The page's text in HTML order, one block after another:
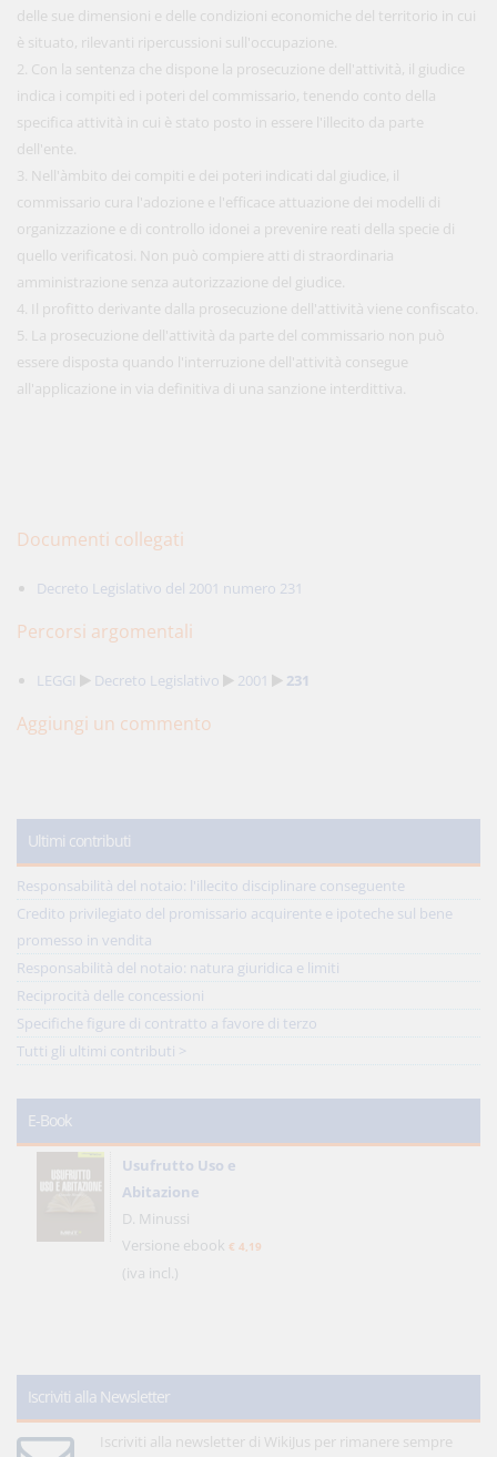
delle sue dimensioni e delle condizioni economiche del territorio in cui
è situato, rilevanti ripercussioni sull'occupazione.
2. Con la sentenza che dispone la prosecuzione dell'attività, il giudice
indica i compiti ed i poteri del commissario, tenendo conto della
specifica attività in cui è stato posto in essere l'illecito da parte
dell'ente.
3. Nell'àmbito dei compiti e dei poteri indicati dal giudice, il
commissario cura l'adozione e l'efficace attuazione dei modelli di
organizzazione e di controllo idonei a prevenire reati della specie di
quello verificatosi. Non può compiere atti di straordinaria
amministrazione senza autorizzazione del giudice.
4. Il profitto derivante dalla prosecuzione dell'attività viene confiscato.
5. La prosecuzione dell'attività da parte del commissario non può
essere disposta quando l'interruzione dell'attività consegue
all'applicazione in via definitiva di una sanzione interdittiva.
Documenti collegati
Decreto Legislativo del 2001 numero 231
Percorsi argomentali
LEGGI Decreto Legislativo 2001 231
Aggiungi un commento
Ultimi contributi
Responsabilità del notaio: l'illecito disciplinare conseguente
Credito privilegiato del promissario acquirente e ipoteche sul bene
promesso in vendita
Responsabilità del notaio: natura giuridica e limiti
Reciprocità delle concessioni
Specifiche figure di contratto a favore di terzo
Tutti gli ultimi contributi >
E-Book
Usufrutto Uso e
Abitazione
D. Minussi
Versione ebook € 4,19
(iva incl.)
Iscriviti alla Newsletter
Iscriviti alla newsletter di WikiJus per rimanere sempre